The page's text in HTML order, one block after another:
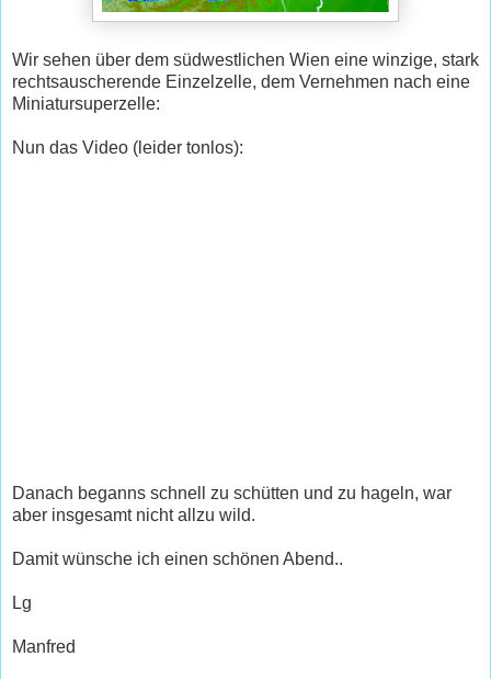
Wir sehen über dem südwestlichen Wien eine winzige, stark
rechtsauscherende Einzelzelle, dem Vernehmen nach eine
Miniatursuperzelle:
Nun das Video (leider tonlos):
Danach beganns schnell zu schütten und zu hageln, war
aber insgesamt nicht allzu wild.
Damit wünsche ich einen schönen Abend..
Lg
Manfred